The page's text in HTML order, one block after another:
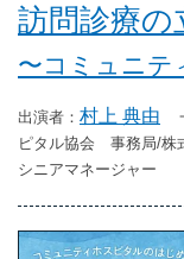
訪問診療の
〜コミュニテ
村上 典由
ピタル協会 事務局/株
シニアマネージャー